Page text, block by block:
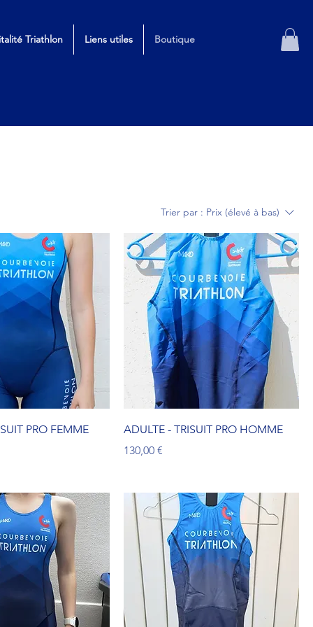
Triathlon Liens utiles Boutique
Trier par : Prix (élevé à bas)
PRO FEMME
ADULTE - TRISUIT PRO HOMME
Prix
130,00 €